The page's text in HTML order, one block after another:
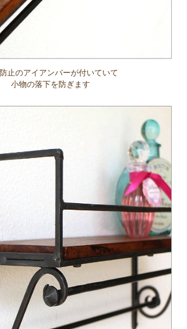
止のアイアンバーが付いていて
小物の落下を防ぎます